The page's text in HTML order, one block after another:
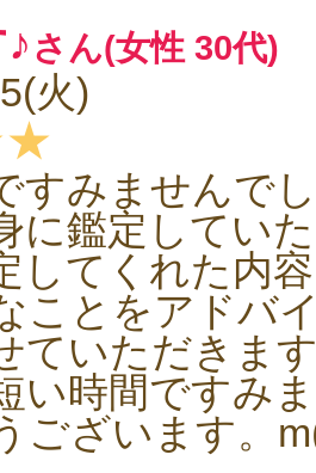
さん(女性 30代)
火)
すみませんで
に鑑定してい
してくれた内
ことをアドバ
ていただきま
い時間ですみ
ございます。